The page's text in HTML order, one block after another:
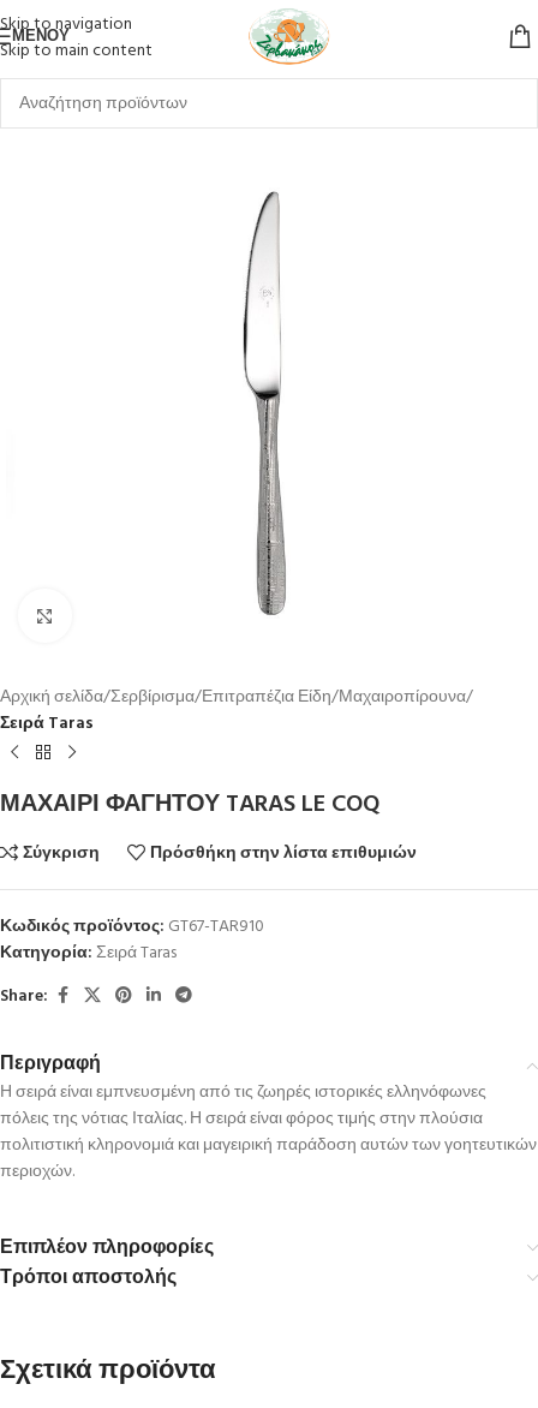
Skip to navigation
Skip to main content
ΜΕΝΟΎ
Αρχική σελίδα Σερβίρισμα Επιτραπέζια Είδη Μαχαιροπίρουνα
Σειρά Taras
ΜΑΧΑΙΡΙ ΦΑΓΗΤΟΥ TARAS LE COQ
Σύγκριση Πρόσθήκη στην λίστα επιθυμιών
Κωδικός προϊόντος: GT67-TAR910
Κατηγορία:Σειρά Taras
Share:
Περιγραφή
Η σειρά είναι εμπνευσμένη από τις ζωηρές ιστορικές ελληνόφωνες
πόλεις της νότιας Ιταλίας. Η σειρά είναι φόρος τιμής στην πλούσια
πολιτιστική κληρονομιά και μαγειρική παράδοση αυτών των γοητευτικών
περιοχών.
Επιπλέον πληροφορίες
Τρόποι αποστολής
Σχετικά προϊόντα